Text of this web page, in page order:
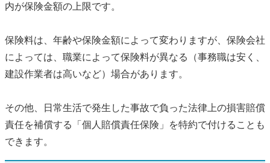
内が保険金額の上限です。
保険料は、年齢や保険金額によって変わりますが、保険会社
によっては、職業によって保険料が異なる（事務職は安く、
建設作業者は高いなど）場合があります。
その他、日常生活で発生した事故で負った法律上の損害賠償
責任を補償する「個人賠償責任保険」を特約で付けることも
できます。